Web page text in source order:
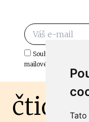
Souhlasím s
mailové schránky.